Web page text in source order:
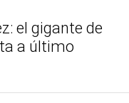
el gigante de
a último